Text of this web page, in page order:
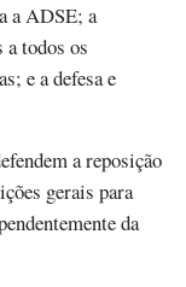
a ADSE; a
a todos os
e a defesa e
a reposição
gerais para
da